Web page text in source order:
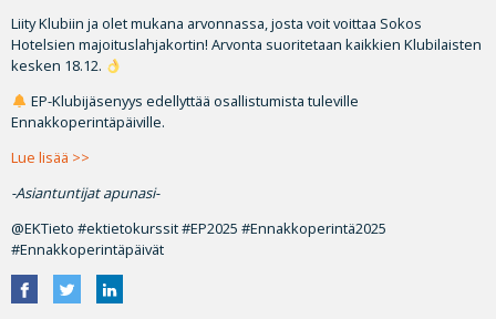
Liity Klubiin ja olet mukana arvonnassa, josta voit voittaa Sokos
Hotelsien majoituslahjakortin! Arvonta suoritetaan kaikkien Klubilaisten
kesken 18.12.
EP-Klubijäsenyys edellyttää osallistumista tuleville
Ennakkoperintäpäiville.
Lue lisää >>
-Asiantuntijat apunasi-
@EKTieto #ektietokurssit #EP2025 #Ennakkoperintä2025
#Ennakkoperintäpäivät